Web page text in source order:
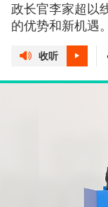
政长官李家超以
的优势和新机遇。
收听